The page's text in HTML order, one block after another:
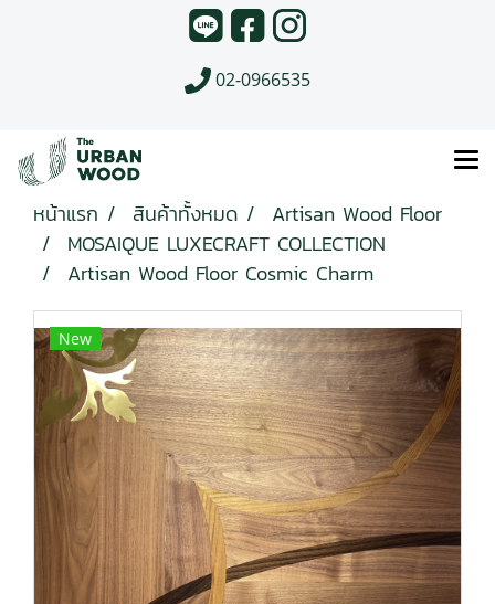
02-0966535
หน้าแรก สินค้าทั้งหมด
Artisan Wood Floor
MOSAIQUE LUXECRAFT COLLECTION
Artisan Wood Floor Cosmic Charm
New